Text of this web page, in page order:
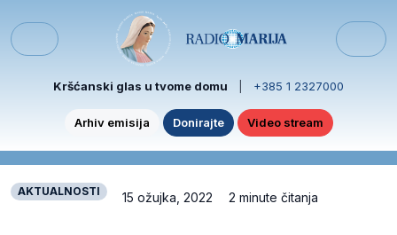
Menu
Kršćanski glas u tvome domu +385 1 2327000
Arhiv emisija Donirajte Video stream
AKTUALNOSTI 15 ožujka, 2022 2 minute čitanja